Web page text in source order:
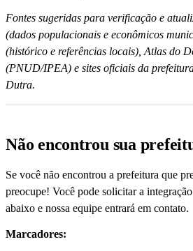
Fontes sugeridas para verificação e
(dados populacionais e econômicos
(histórico e referências locais), Atlas do
(PNUD/IPEA) e sites oficiais da
Dutra.
Não encontrou sua
Se você não encontrou a prefeitura que
preocupe! Você pode solicitar a
abaixo e nossa equipe entrará em contato.
Marcadores: